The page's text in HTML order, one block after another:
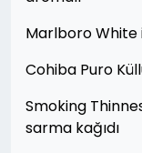
Marlboro White
Cohiba Puro
Smoking
sarma kağıdı